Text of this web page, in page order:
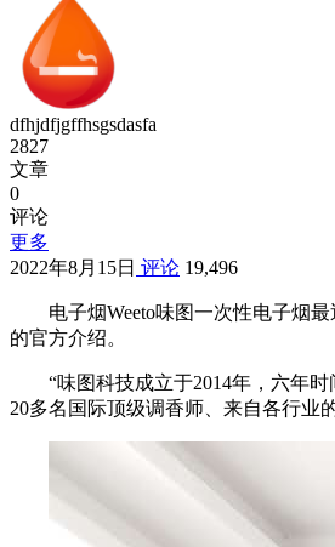
dfhjdfjgffhsgsdasfa
2827
文章
0
评论
更多
2022年8月15日 评论 19,496
电子烟Weeto味图一次性电子烟
的官方介绍。
“味图科技成立于2014年，六年
20多名国际顶级调香师、来自各行业